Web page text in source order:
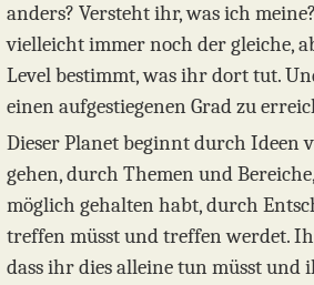
anders? Versteht ihr, was ich
vielleicht immer noch der gleiche,
Level bestimmt, was ihr dort tut.
einen aufgestiegenen Grad zu
Dieser Planet beginnt durch Ideen
gehen, durch Themen und
möglich gehalten habt, durch
treffen müsst und treffen werdet.
dass ihr dies alleine tun müsst und